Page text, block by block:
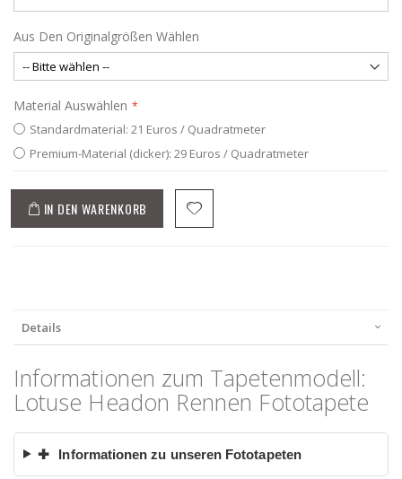
Aus Den Originalgrößen Wählen
Material Auswählen
Standardmaterial: 21 Euros / Quadratmeter
Premium-Material (dicker): 29 Euros / Quadratmeter
IN DEN WARENKORB
Details
Informationen zum Tapetenmodell:
Lotuse Headon Rennen Fototapete
✚ Informationen zu unseren Fototapeten